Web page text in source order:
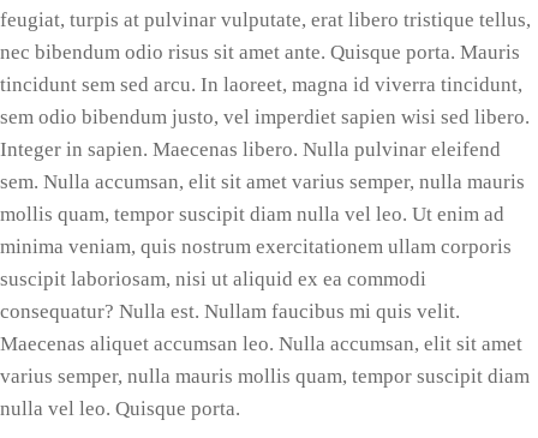
feugiat, turpis at pulvinar vulputate, erat libero tristique tellus,
nec bibendum odio risus sit amet ante. Quisque porta. Mauris
tincidunt sem sed arcu. In laoreet, magna id viverra tincidunt,
sem odio bibendum justo, vel imperdiet sapien wisi sed libero.
Integer in sapien. Maecenas libero. Nulla pulvinar eleifend
sem. Nulla accumsan, elit sit amet varius semper, nulla mauris
mollis quam, tempor suscipit diam nulla vel leo. Ut enim ad
minima veniam, quis nostrum exercitationem ullam corporis
suscipit laboriosam, nisi ut aliquid ex ea commodi
consequatur? Nulla est. Nullam faucibus mi quis velit.
Maecenas aliquet accumsan leo. Nulla accumsan, elit sit amet
varius semper, nulla mauris mollis quam, tempor suscipit diam
nulla vel leo. Quisque porta.